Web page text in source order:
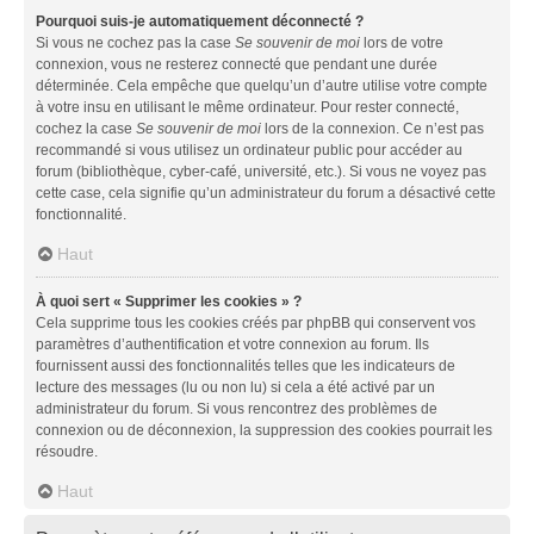
Pourquoi suis-je automatiquement déconnecté ?
Si vous ne cochez pas la case Se souvenir de moi lors de votre
connexion, vous ne resterez connecté que pendant une durée
déterminée. Cela empêche que quelqu’un d’autre utilise votre compte
à votre insu en utilisant le même ordinateur. Pour rester connecté,
cochez la case Se souvenir de moi lors de la connexion. Ce n’est pas
recommandé si vous utilisez un ordinateur public pour accéder au
forum (bibliothèque, cyber-café, université, etc.). Si vous ne voyez pas
cette case, cela signifie qu’un administrateur du forum a désactivé cette
fonctionnalité.
Haut
À quoi sert « Supprimer les cookies » ?
Cela supprime tous les cookies créés par phpBB qui conservent vos
paramètres d’authentification et votre connexion au forum. Ils
fournissent aussi des fonctionnalités telles que les indicateurs de
lecture des messages (lu ou non lu) si cela a été activé par un
administrateur du forum. Si vous rencontrez des problèmes de
connexion ou de déconnexion, la suppression des cookies pourrait les
résoudre.
Haut